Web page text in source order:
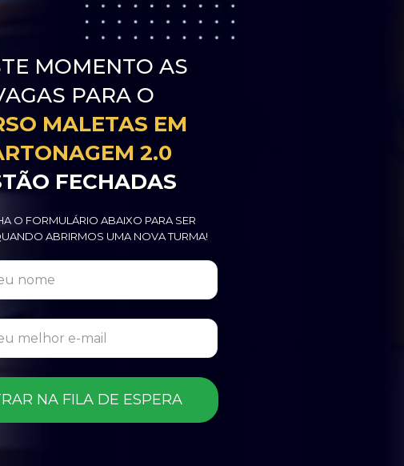
MOMENTO AS
PARA O
MALETAS EM
2.0
FECHADAS
O FORMULÁRIO ABAIXO PARA SER
ABRIRMOS UMA NOVA TURMA!
NA FILA DE ESPERA